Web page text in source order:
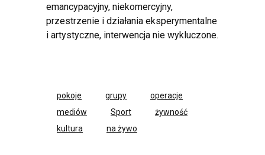
emancypacyjny, niekomercyjny,
przestrzenie i działania eksperymentalne
i artystyczne, interwencja nie wykluczone.
pokoje grupy
operacje
mediów
Sport
żywność
kultura
na żywo